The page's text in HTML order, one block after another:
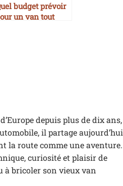
budget prévoir
un van tout
depuis plus de dix ans,
il partage aujourd’hui
la route comme une aventure.
curiosité et plaisir de
à bricoler son vieux van